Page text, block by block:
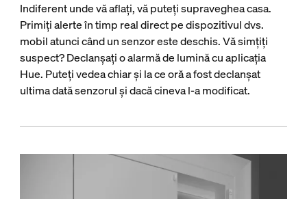
Indiferent unde vă aflați, vă puteți supraveghea casa.
Primiți alerte în timp real direct pe dispozitivul dvs.
mobil atunci când un senzor este deschis. Vă simțiți
suspect? Declanșați o alarmă de lumină cu aplicația
Hue. Puteți vedea chiar și la ce oră a fost declanșat
ultima dată senzorul și dacă cineva l-a modificat.